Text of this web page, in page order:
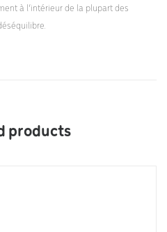
à l’intérieur de la plupart des
products